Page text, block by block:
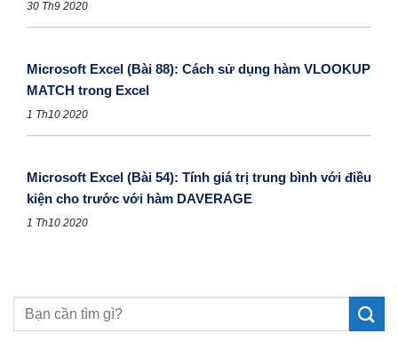
30 Th9 2020
Microsoft Excel (Bài 88): Cách sử dụng hàm VLOOKUP
MATCH trong Excel
1 Th10 2020
Microsoft Excel (Bài 54): Tính giá trị trung bình với điều
kiện cho trước với hàm DAVERAGE
1 Th10 2020